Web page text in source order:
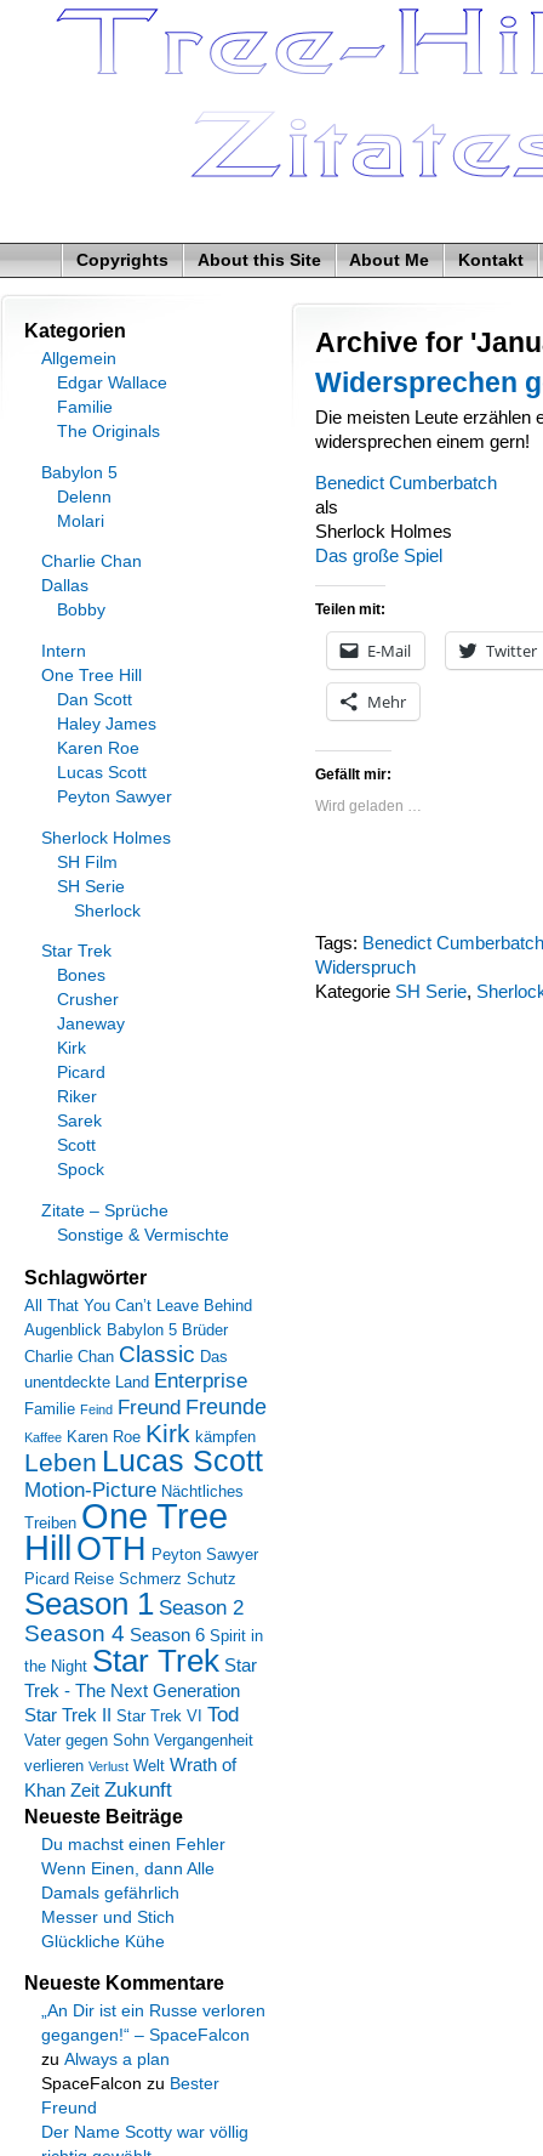
Copyrights About this Site About Me Kontakt
Archive for
Widersprechen
Die meisten Leute erzählen
widersprechen einem gern!
Benedict Cumberbatch
als
Sherlock Holmes
Das große Spiel
Teilen mit:
E-Mail Twitter
Mehr
Gefällt mir:
Wird geladen …
Tags: Benedict Cumberbatch
Widerspruch
Kategorie SH Serie,
Kategorien
Allgemein
Edgar Wallace
Familie
The Originals
Babylon 5
Delenn
Molari
Charlie Chan
Dallas
Bobby
Intern
One Tree Hill
Dan Scott
Haley James
Karen Roe
Lucas Scott
Peyton Sawyer
Sherlock Holmes
SH Film
SH Serie
Sherlock
Star Trek
Bones
Crusher
Janeway
Kirk
Picard
Riker
Sarek
Scott
Spock
Zitate – Sprüche
Sonstige & Vermischte
Schlagwörter
All That You Can’t Leave Behind
Augenblick Babylon 5 Brüder
Charlie Chan Classic Das
unentdeckte Land Enterprise
Familie Feind Freund Freunde
Kaffee Karen Roe Kirk kämpfen
Leben Lucas Scott
Motion-Picture Nächtliches
Treiben One Tree
Hill OTH Peyton Sawyer
Picard Reise Schmerz Schutz
Season 1 Season 2
Season 4 Season 6 Spirit in
the Night Star Trek Star
Trek - The Next Generation
Star Trek II Star Trek VI Tod
Vater gegen Sohn Vergangenheit
verlieren Verlust Welt Wrath of
Khan Zeit Zukunft
Neueste Beiträge
Du machst einen Fehler
Wenn Einen, dann Alle
Damals gefährlich
Messer und Stich
Glückliche Kühe
Neueste Kommentare
„An Dir ist ein Russe verloren
gegangen!“ – SpaceFalcon
zu Always a plan
SpaceFalcon zu Bester
Freund
Der Name Scotty war völlig